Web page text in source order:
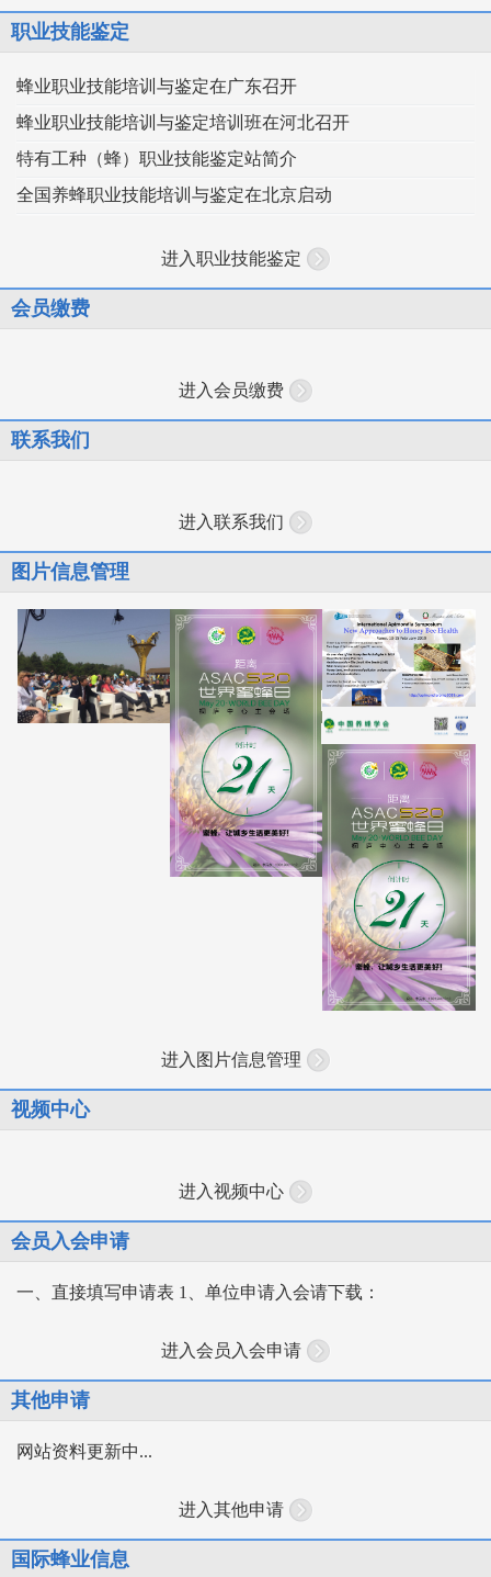
职业技能鉴定
蜂业职业技能培训与鉴定在广东召开
蜂业职业技能培训与鉴定培训班在河北召开
特有工种（蜂）职业技能鉴定站简介
全国养蜂职业技能培训与鉴定在北京启动
进入职业技能鉴定
会员缴费
进入会员缴费
联系我们
进入联系我们
图片信息管理
进入图片信息管理
视频中心
进入视频中心
会员入会申请
一、直接填写申请表 1、单位申请入会请下载：
进入会员入会申请
其他申请
网站资料更新中...
进入其他申请
国际蜂业信息